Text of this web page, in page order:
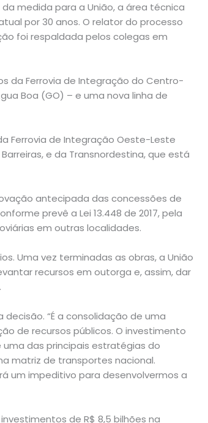
medida para a União, a área técnica
por 30 anos. O relator do processo
foi respaldada pelos colegas em
da Ferrovia de Integração do Centro-
Boa (GO) – e uma nova linha de
Ferrovia de Integração Oeste-Leste
e da Transnordestina, que está
antecipada das concessões de
prevê a Lei 13.448 de 2017, pela
em outras localidades.
Uma vez terminadas as obras, a União
recursos em outorga e, assim, dar
“É a consolidação de uma
de recursos públicos. O investimento
das principais estratégias do
matriz de transportes nacional.
um impeditivo para desenvolvermos a
de R$ 8,5 bilhões na